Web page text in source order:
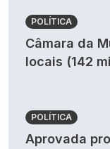
POLÍTICA
Câmara da
locais (142
POLÍTICA
Aprovada